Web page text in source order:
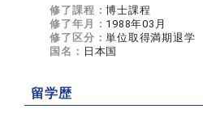
修了課程：博士課程
修了年月： 1988年03月
修了区分：単位取得満期退学
国名： 日本国
留学歴